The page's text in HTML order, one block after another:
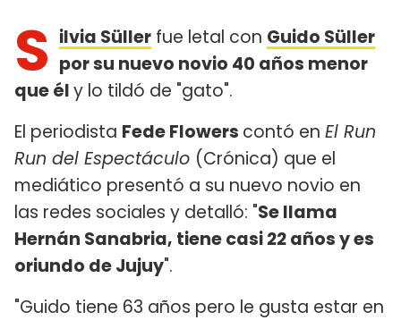
S ilvia Süller fue letal con Guido Süller
por su nuevo novio 40 años menor
que ély lo tildó de "gato".
El periodista Fede Flowers contó en El Run
Run del Espectáculo (Crónica) que el
mediático presentó a su nuevo novio en
las redes sociales y detalló: "Se llama
Hernán Sanabria, tiene casi 22 años y es
oriundo de Jujuy".
"Guido tiene 63 años pero le gusta estar en